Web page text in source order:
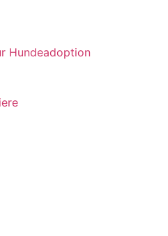
Hundeadoption